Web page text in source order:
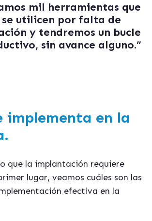
mil herramientas que
se utilicen por falta de
y tendremos un bucle
sin avance alguno.”
implementa en la
que la implantación requiere
lugar, veamos cuáles son las
efectiva en la